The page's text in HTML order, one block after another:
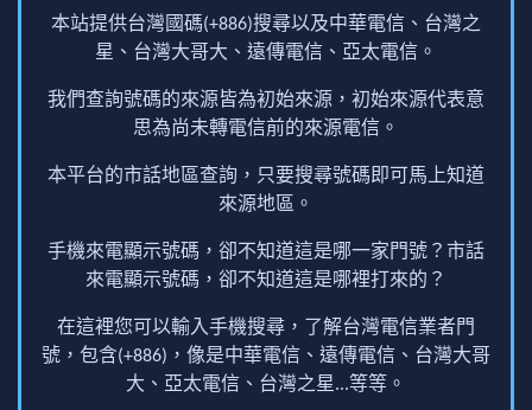
本站提供台灣國碼(+886)搜尋以及中華電信、台灣之
星、台灣大哥大、遠傳電信、亞太電信。
我們查詢號碼的來源皆為初始來源，初始來源代表意
思為尚未轉電信前的來源電信。
本平台的市話地區查詢，只要搜尋號碼即可馬上知道
來源地區。
手機來電顯示號碼，卻不知道這是哪一家門號？市話
來電顯示號碼，卻不知道這是哪裡打來的？
在這裡您可以輸入手機搜尋，了解台灣電信業者門
號，包含(+886)，像是中華電信、遠傳電信、台灣大哥
大、亞太電信、台灣之星...等等。